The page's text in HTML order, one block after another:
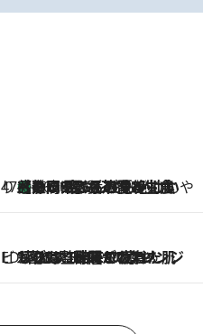
47都道府県の手みやげ ひんやりスイーツで夏を満喫
2026.8.5
【静岡県】この夏絶対食べたい 冷やしておいしいおやつ3選 お茶香る生食感のふるふるゼリー
ビューティいいもの集め EDITORS' BEST
2026.8.3
“落とす”時間が“癒やし”に。THREEのクレンジングは、酷暑で疲れた肌も心も整えてくれる！